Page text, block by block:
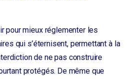
pour mieux réglementer les
qui s’éternisent, permettant à la
de ne pas construire
protégés. De même que